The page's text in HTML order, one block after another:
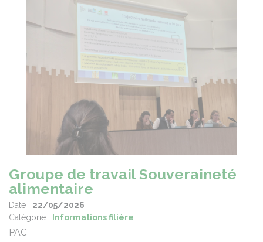
Groupe de travail Souveraineté
alimentaire
Date : 22/05/2026
Catégorie :
Informations filière
PAC